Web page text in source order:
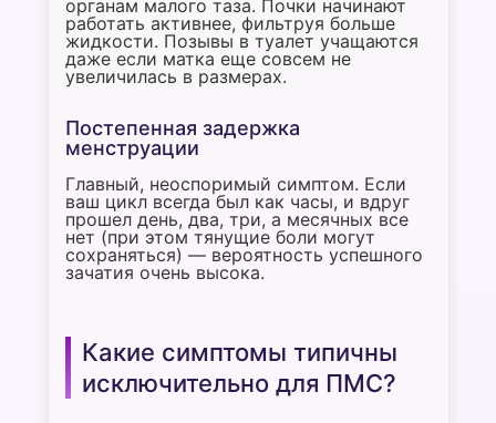
органам малого таза. Почки начинают
работать активнее, фильтруя больше
жидкости. Позывы в туалет учащаются
даже если матка еще совсем не
увеличилась в размерах.
Постепенная задержка
менструации
Главный, неоспоримый симптом. Если
ваш цикл всегда был как часы, и вдруг
прошел день, два, три, а месячных все
нет (при этом тянущие боли могут
сохраняться) — вероятность успешного
зачатия очень высока.
Какие симптомы типичны
исключительно для ПМС?